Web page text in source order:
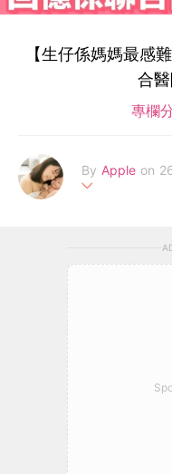
【生仔係媽媽最感
合醫
專欄
By Apple on